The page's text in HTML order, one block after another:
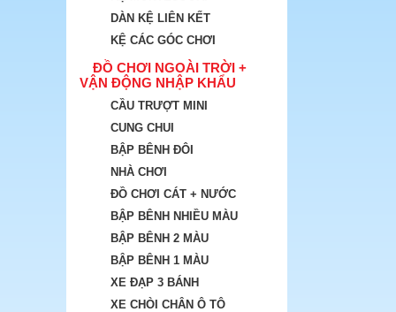
DÀN KỆ LIÊN KẾT
KỆ CÁC GÓC CHƠI
ĐỒ CHƠI NGOÀI TRỜI +
VẬN ĐỘNG NHẬP KHẨU
CẦU TRƯỢT MINI
CUNG CHUI
BẬP BÊNH ĐÔI
NHÀ CHƠI
ĐỒ CHƠI CÁT + NƯỚC
BẬP BÊNH NHIỀU MÀU
BẬP BÊNH 2 MÀU
BẬP BÊNH 1 MÀU
XE ĐẠP 3 BÁNH
XE CHÒI CHÂN Ô TÔ